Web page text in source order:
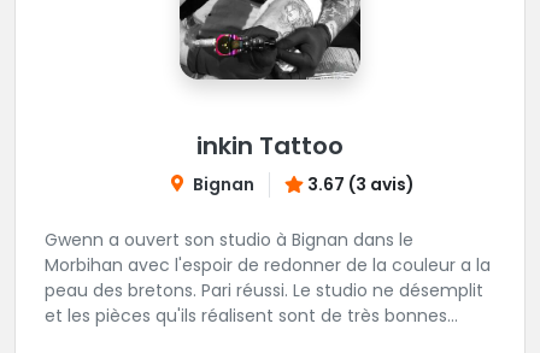
inkin Tattoo
Bignan 3.67 (3 avis)
Gwenn a ouvert son studio à Bignan dans le
Morbihan avec l'espoir de redonner de la couleur a la
peau des bretons. Pari réussi. Le studio ne désemplit
et les pièces qu'ils réalisent sont de très bonnes